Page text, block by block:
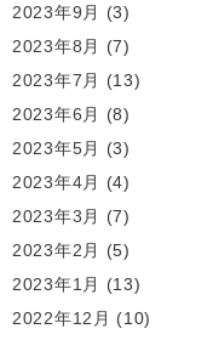
2023年9月
(3)
2023年8月
(7)
2023年7月
(13)
2023年6月
(8)
2023年5月
(3)
2023年4月
(4)
2023年3月
(7)
2023年2月
(5)
2023年1月
(13)
2022年12月 (10)